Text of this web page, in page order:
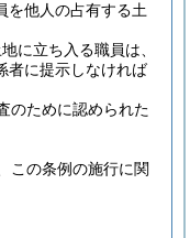
を他人の占有する土
に立ち入る職員は、
者に提示しなければ
のために認められた
この条例の施行に関